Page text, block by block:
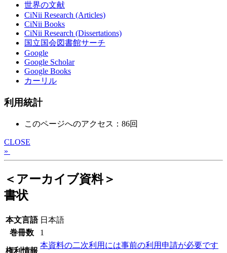
世界の文献
CiNii Research (Articles)
CiNii Books
CiNii Research (Dissertations)
国立国会図書館サーチ
Google
Google Scholar
Google Books
カーリル
利用統計
このページへのアクセス：86回
CLOSE
»
＜アーカイブ資料＞
書状
本文言語 日本語
巻冊数
1
権利情報
本資料の二次利用には事前の利用申請が必要です